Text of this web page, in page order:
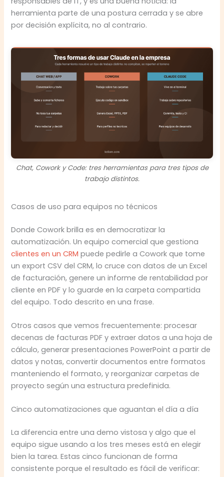
herramienta parte de una postura cerrada y se abre
por decisión explícita, no al contrario.
Chat, Cowork y Code: tres herramientas para tres tipos de
trabajo distintos.
Casos de uso para equipos no técnicos
Donde Cowork brilla es en democratizar la
automatización. Un equipo comercial que gestiona
clientes en un CRM puede pedirle a Cowork que tome
un export CSV del CRM, lo cruce con datos de un Excel
de facturación, genere un informe de rentabilidad por
cliente en PDF y lo guarde en la carpeta compartida
del equipo. Todo descrito en una frase.
Otros casos que vemos frecuentemente: procesar
decenas de facturas PDF y extraer datos a una hoja de
cálculo, generar presentaciones PowerPoint a partir de
datos y notas, convertir documentos entre formatos
manteniendo el formato, y reorganizar carpetas de
proyecto según una estructura predefinida.
Cinco automatizaciones que aguantan el día a día
La diferencia entre una demo vistosa y algo que el
equipo sigue usando a los tres meses está en elegir
bien la tarea. Estas cinco funcionan de forma
consistente porque el resultado es fácil de verificar: